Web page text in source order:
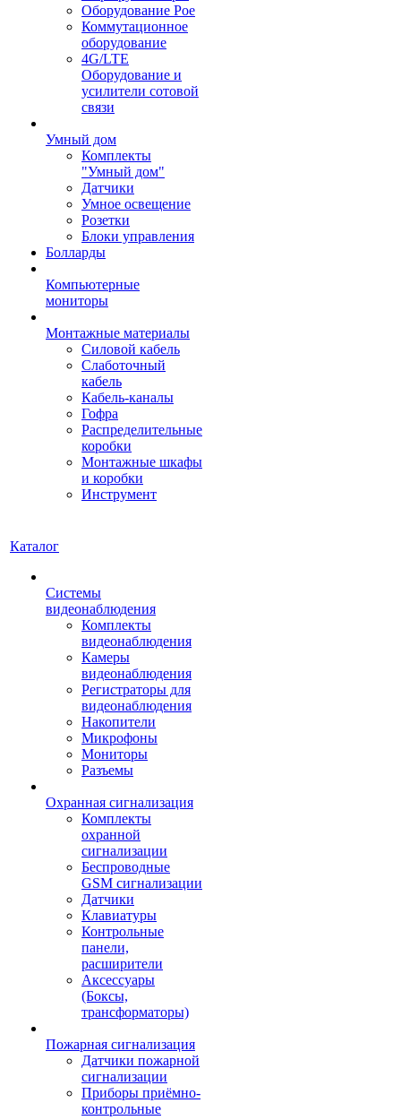
Оборудование Poe
Коммутационное
оборудование
4G/LTE
Оборудование и
усилители сотовой
связи
Умный дом
Комплекты
"Умный дом"
Датчики
Умное освещение
Розетки
Блоки управления
Болларды
Компьютерные
мониторы
Монтажные материалы
Силовой кабель
Слаботочный
кабель
Кабель-каналы
Гофра
Распределительные
коробки
Монтажные шкафы
и коробки
Инструмент
Каталог
Системы
видеонаблюдения
Комплекты
видеонаблюдения
Камеры
видеонаблюдения
Регистраторы для
видеонаблюдения
Накопители
Микрофоны
Мониторы
Разъемы
Охранная сигнализация
Комплекты
охранной
сигнализации
Беспроводные
GSM сигнализации
Датчики
Клавиатуры
Контрольные
панели,
расширители
Аксессуары
(Боксы,
трансформаторы)
Пожарная сигнализация
Датчики пожарной
сигнализации
Приборы приёмно-
контрольные